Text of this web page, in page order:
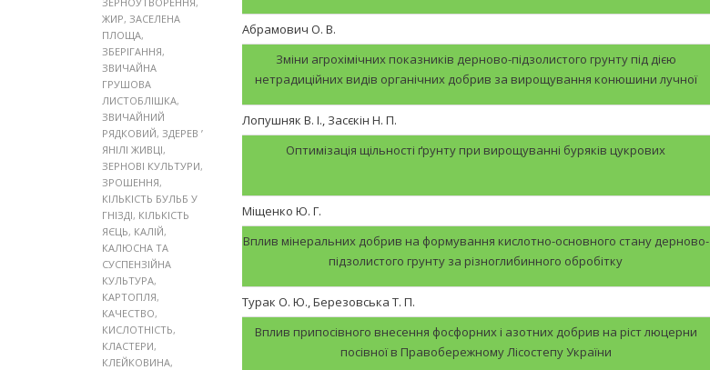
ЖИР, ЗАСЕЛЕНА
ПЛОЩА,
ЗБЕРІГАННЯ,
ЗВИЧАЙНА
ГРУШОВА
ЛИСТОБЛІШКА,
ЗВИЧАЙНИЙ
РЯДКОВИЙ, ЗДЕРЕВ ’
ЯНІЛІ ЖИВЦІ,
ЗЕРНОВІ КУЛЬТУРИ,
ЗРОШЕННЯ,
КІЛЬКІСТЬ БУЛЬБ У
ГНІЗДІ, КІЛЬКІСТЬ
ЯЄЦЬ, КАЛІЙ,
КАЛЮСНА ТА
СУСПЕНЗІЙНА
КУЛЬТУРА,
КАРТОПЛЯ,
КАЧЕСТВО,
КИСЛОТНІСТЬ,
КЛАСТЕРИ,
КЛЕЙКОВИНА,
Абрамович О. В.
Зміни агрохімічних показників дерново-підзолистого грунту під дією
нетрадиційних видів органічних добрив за вирощування конюшини лучної
Лопушняк В. І., Засєкін Н. П.
Оптимізація щільності ґрунту при вирощуванні буряків цукрових
Міщенко Ю. Г.
Вплив мінеральних добрив на формування кислотно-основного стану дерново-
підзолистого грунту за різноглибинного обробітку
Турак О. Ю., Березовська Т. П.
Вплив припосівного внесення фосфорних і азотних добрив на ріст люцерни
посівної в Правобережному Лісостепу України